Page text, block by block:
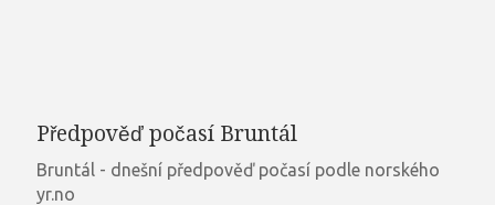
Předpověď počasí Bruntál
Bruntál - dnešní předpověď počasí podle norského
yr.no